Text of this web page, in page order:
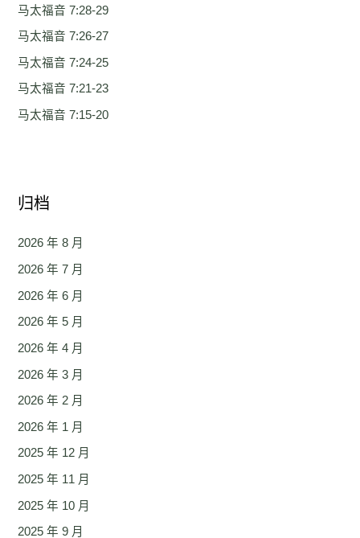
马太福音 7:28-29
马太福音 7:26-27
马太福音 7:24-25
马太福音 7:21-23
马太福音 7:15-20
归档
2026 年 8 月
2026 年 7 月
2026 年 6 月
2026 年 5 月
2026 年 4 月
2026 年 3 月
2026 年 2 月
2026 年 1 月
2025 年 12 月
2025 年 11 月
2025 年 10 月
2025 年 9 月